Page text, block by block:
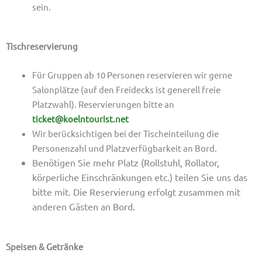
sein.
Tischreservierung
Für Gruppen ab 10 Personen reservieren wir gerne
Salonplätze (auf den Freidecks ist generell freie
Platzwahl). Reservierungen bitte an
ticket@koelntourist.net
Wir berücksichtigen bei der Tischeinteilung die
Personenzahl und Platzverfügbarkeit an Bord.
Benötigen Sie mehr Platz (Rollstuhl, Rollator,
körperliche Einschränkungen etc.) teilen Sie uns das
bitte mit. Die Reservierung erfolgt zusammen mit
anderen Gästen an Bord.
Speisen & Getränke